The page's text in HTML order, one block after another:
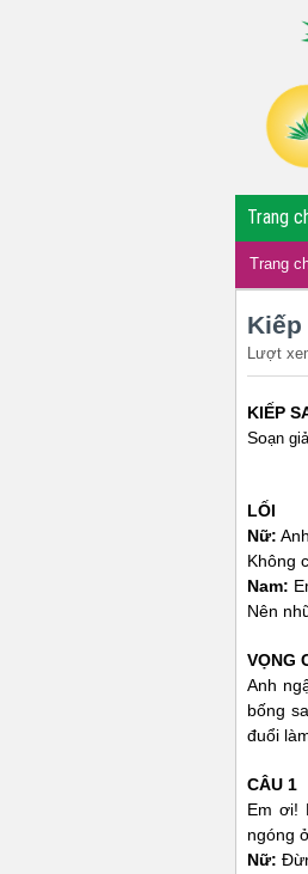
Trang
Trang
Kiếp
Lượt
KIẾP
Soạn
LỐI
Nữ:
Không
Nam:
Nên
VỌNG
Anh
bống
đuổi
CÂU 1
Em ơi!
ngóng
Nữ: